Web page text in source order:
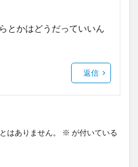
とかはどうだっていいん
返信
はありません。 ※ が付いている